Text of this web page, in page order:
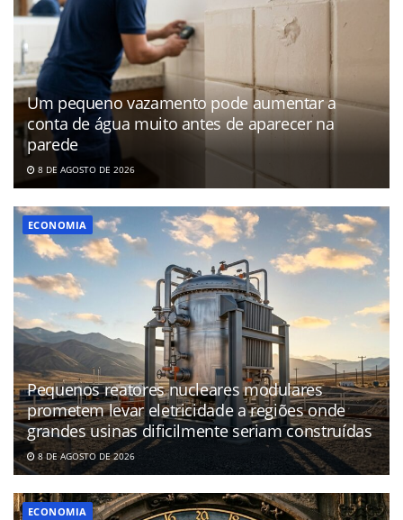
Um pequeno vazamento pode aumentar a
conta de água muito antes de aparecer na
parede
8 DE AGOSTO DE 2026
ECONOMIA
Pequenos reatores nucleares modulares
prometem levar eletricidade a regiões onde
grandes usinas dificilmente seriam construídas
8 DE AGOSTO DE 2026
ECONOMIA